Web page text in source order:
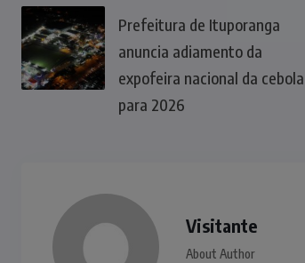
Prefeitura de Ituporanga
anuncia adiamento da
expofeira nacional da cebola
para 2026
Visitante
About Author